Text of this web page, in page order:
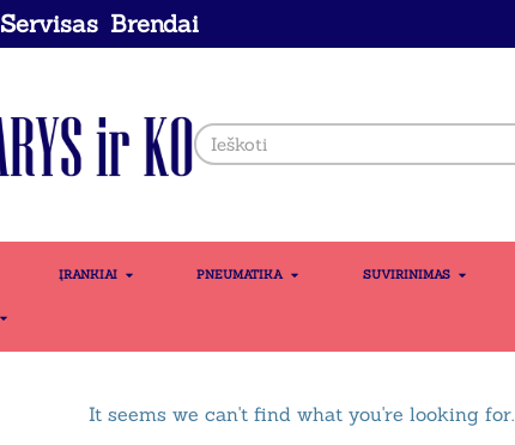
Servisas Brendai
ĮRANKIAI PNEUMATIKA SUVIRINIMAS
It seems we can't find what you're looking for.